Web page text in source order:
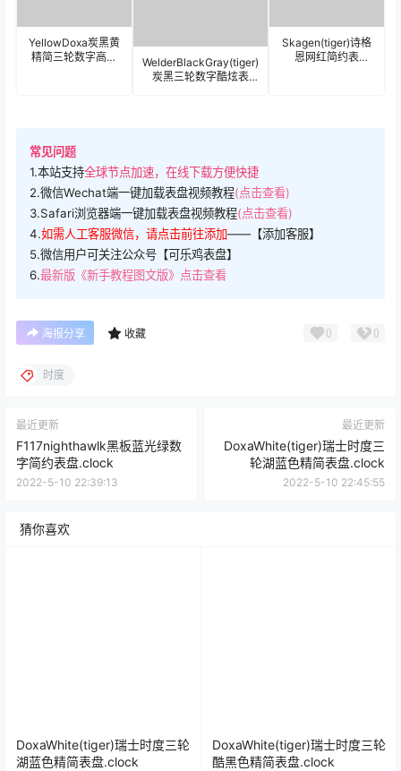
YellowDoxa炭黑黄
精简三轮数字高奢
WelderBlackGray(tiger)
炭黑三轮数字酷炫表
Skagen(tiger)诗格
恩网红简约表
常见问题
1.本站支持全球节点加速，在线下载方便快捷
2.微信Wechat端一键加载表盘视频教程(点击查看)
3.Safari浏览器端一键加载表盘视频教程(点击查看)
4.如需人工客服微信，请点击前往添加——【添加客服】
5.微信用户可关注公众号【可乐鸡表盘】
6.最新版《新手教程图文版》点击查看
海报分享 收藏 0 0
时度
最近更新
F117nighthawlk黑板蓝光绿数
字简约表盘.clock
2022-5-10 22:39:13
最近更新
DoxaWhite(tiger)瑞士时度三
轮湖蓝色精简表盘.clock
2022-5-10 22:45:55
猜你喜欢
DoxaWhite(tiger)瑞士时度三轮
湖蓝色精简表盘.clock
DoxaWhite(tiger)瑞士时度三轮
酷黑色精简表盘.clock